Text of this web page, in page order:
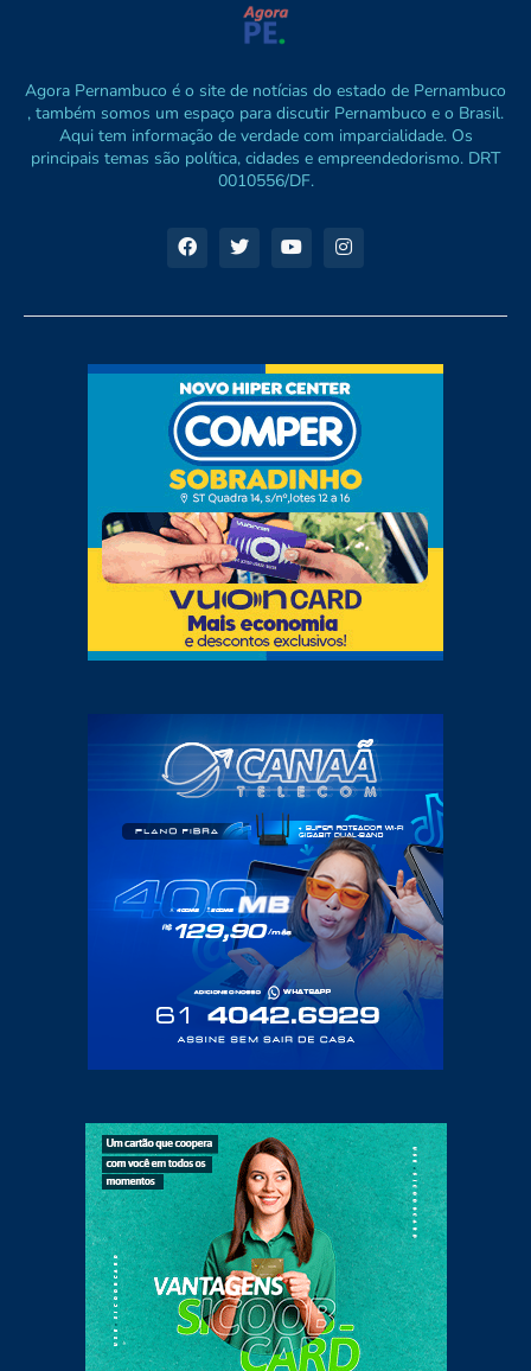
Agora Pernambuco é o site de notícias do estado de Pernambuco
, também somos um espaço para discutir Pernambuco e o Brasil.
Aqui tem informação de verdade com imparcialidade. Os
principais temas são política, cidades e empreendedorismo. DRT
0010556/DF.